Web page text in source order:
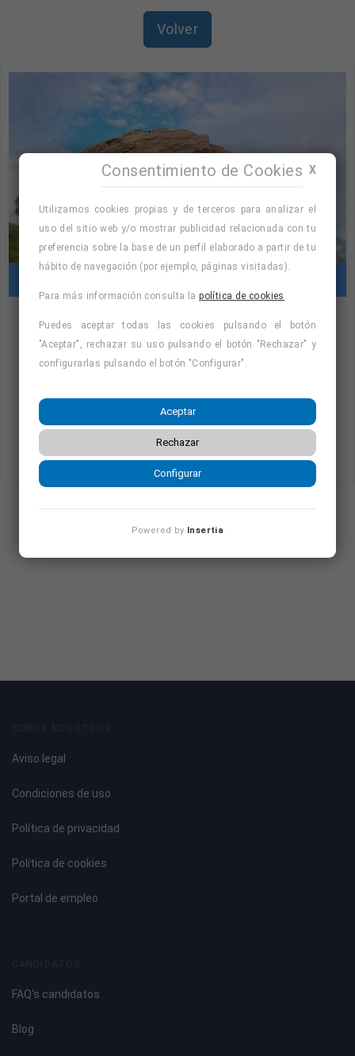
Volver
"Cursos con prácticas en empresas:
consulta la oferta formativa disponible.
Consulta nuestro listado de cursos
Aviso legal
Condiciones de uso
Política de privacidad
Política de cookies
Portal de empleo
FAQ's candidatos
Blog
X
Consentimiento de Cookies
Utilizamos cookies propias y de terceros para analizar el
uso del sitio web y/o mostrar publicidad relacionada con tu
preferencia sobre la base de un perfil elaborado a partir de tu
hábito de navegación (por ejemplo, páginas visitadas).
Para más información consulta lapolítica de cookies .
Puedes aceptar todas las cookies pulsando el botón
"Aceptar", rechazar su uso pulsando el botón "Rechazar" y
configurarlas pulsando el botón "Configurar".
Aceptar
Rechazar
Configurar
Powered by Insertia